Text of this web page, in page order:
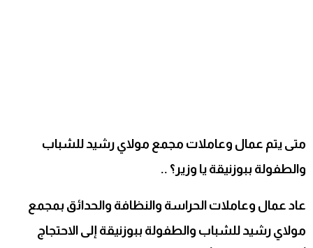
متى يتم عمال وعاملات مجمع مولاي رشيد للشباب
والطفولة ببوزنيقة يا وزير؟ ..
عاد عمال وعاملات الحراسة والنظافة والحدائق بمجمع
مولاي رشيد للشباب والطفولة ببوزنيقة إلى الاحتجاج